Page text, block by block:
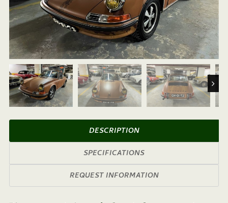
Next
DESCRIPTION
SPECIFICATIONS
REQUEST INFORMATION